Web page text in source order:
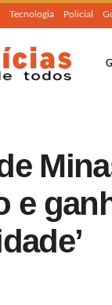
Tecnologia Policial
e